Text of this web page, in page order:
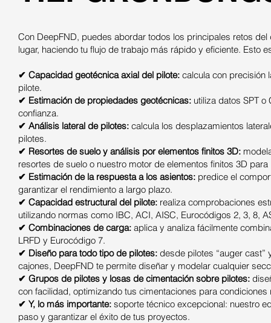
Con DeepFND, puedes abordar todos los principales retos
lugar, haciendo tu flujo de trabajo más rápido y eficiente. Esto
✔ Capacidad geotécnica axial del pilote: calcula con precisión
pilote.
✔ Estimación de propiedades geotécnicas: utiliza datos SPT
confianza.
✔ Análisis lateral de pilotes: calcula los desplazamientos
pilotes.
✔ Resortes de suelo y análisis por elementos finitos 3D:
resortes de suelo o nuestro motor de elementos finitos 3D
✔ Estimación de la respuesta a los asientos: predice el
garantizar el rendimiento a largo plazo.
✔ Capacidad estructural del pilote: realiza comprobaciones
utilizando normas como IBC, ACI, AISC, Eurocódigos 2, 3, 8,
✔ Combinaciones de carga: aplica y analiza fácilmente
LRFD y Eurocódigo 7.
✔ Diseño para todo tipo de pilotes: desde pilotes “auger
cajones, DeepFND te permite diseñar y modelar cualquier
✔ Grupos de pilotes y losas de cimentación sobre pilotes:
con facilidad, optimizando tus cimentaciones para condiciones
✔ Y, lo más importante: soporte técnico excepcional: nuestro
paso y garantizar el éxito de tus proyectos.